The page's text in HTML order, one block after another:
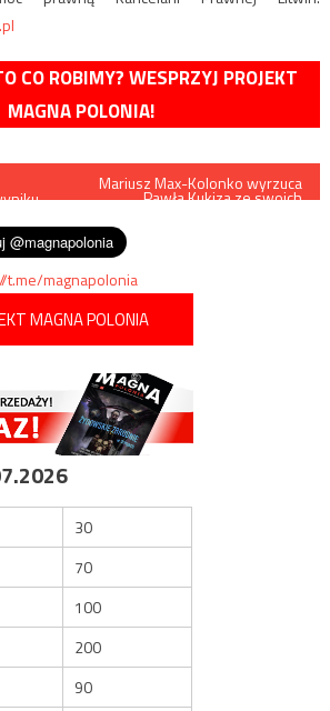
CO ROBIMY? WESPRZYJ PROJEKT
MAGNA POLONIA!
Mariusz Max-Kolonko wyrzuca
Pawła Kukiza ze swoich
t.me/magnapolonia
MAGNA POLONIA
30
70
100
200
90